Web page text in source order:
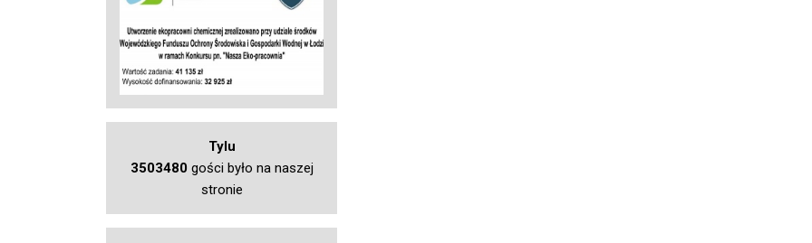
Tylu
3503480gości było na naszej
stronie